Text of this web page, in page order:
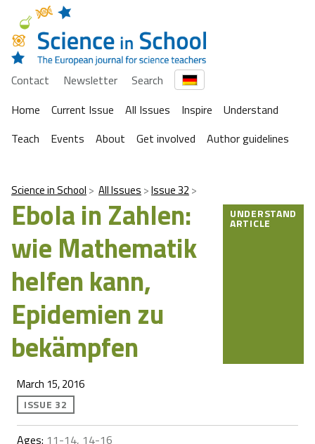
Contact Newsletter
Search
Home
Current Issue All Issues Inspire
Understand
Teach
Events About Get involved Author guidelines
Science in School All Issues Issue 32
Ebola in Zahlen:
wie Mathematik
helfen kann,
Epidemien zu
bekämpfen
UNDERSTAND
ARTICLE
March 15, 2016
ISSUE 32
Ages: 11-14, 14-16